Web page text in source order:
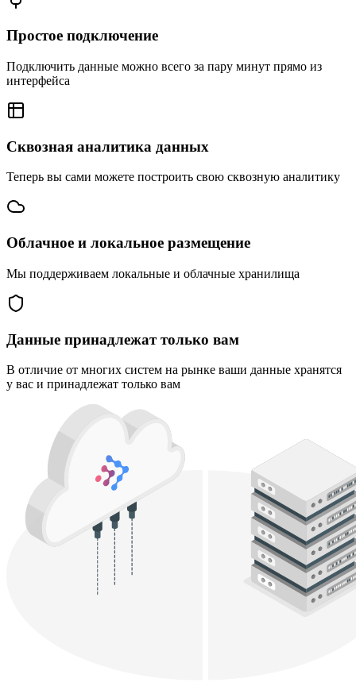
Простое подключение
Подключить данные можно всего за пару минут прямо из
интерфейса
Сквозная аналитика данных
Теперь вы сами можете построить свою сквозную аналитику
Облачное и локальное размещение
Мы поддерживаем локальные и облачные хранилища
Данные принадлежат только вам
В отличие от многих систем на рынке ваши данные хранятся
у вас и принадлежат только вам